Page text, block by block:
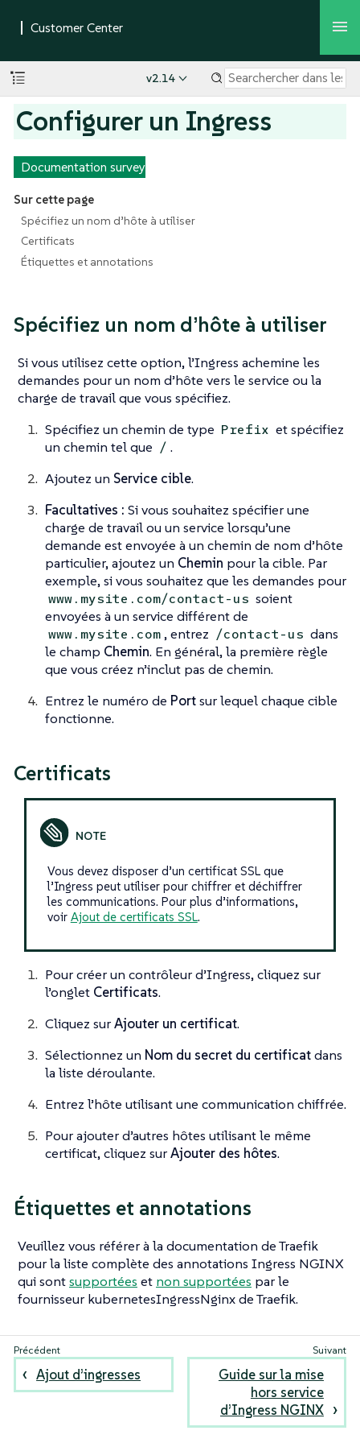
v2.14
Configurer un Ingress
Documentation survey
Sur cette page
Spécifiez un nom d’hôte à utiliser
Certificats
Étiquettes et annotations
Spécifiez un nom d’hôte à utiliser
Si vous utilisez cette option, l’Ingress achemine les
demandes pour un nom d’hôte vers le service ou la
charge de travail que vous spécifiez.
Spécifiez un chemin de type Prefix et spécifiez
un chemin tel que / .
Ajoutez un Service cible.
Facultatives : Si vous souhaitez spécifier une
charge de travail ou un service lorsqu’une
demande est envoyée à un chemin de nom d’hôte
particulier, ajoutez un Chemin pour la cible. Par
exemple, si vous souhaitez que les demandes pour
www.mysite.com/contact-us soient
envoyées à un service différent de
www.mysite.com, entrez /contact-us dans
le champ Chemin. En général, la première règle
que vous créez n’inclut pas de chemin.
Entrez le numéro de Portsur lequel chaque cible
fonctionne.
Certificats
Vous devez disposer d’un certificat SSL que
l’Ingress peut utiliser pour chiffrer et déchiffrer
les communications. Pour plus d’informations,
voir Ajout de certificats SSL.
Pour créer un contrôleur d’Ingress, cliquez sur
l’onglet Certificats.
Cliquez surAjouter un certificat.
Sélectionnez un Nom du secret du certificatdans
la liste déroulante.
Entrez l’hôte utilisant une communication chiffrée.
Pour ajouter d’autres hôtes utilisant le même
certificat, cliquez surAjouter des hôtes.
Étiquettes et annotations
Veuillez vous référer à la documentation de Traefik
pour la liste complète des annotations Ingress NGINX
qui sontsupportées et non supportées par le
fournisseur kubernetesIngressNginx de Traefik.
Ajout d’ingresses
Guide sur la mise
hors service
d’Ingress NGINX